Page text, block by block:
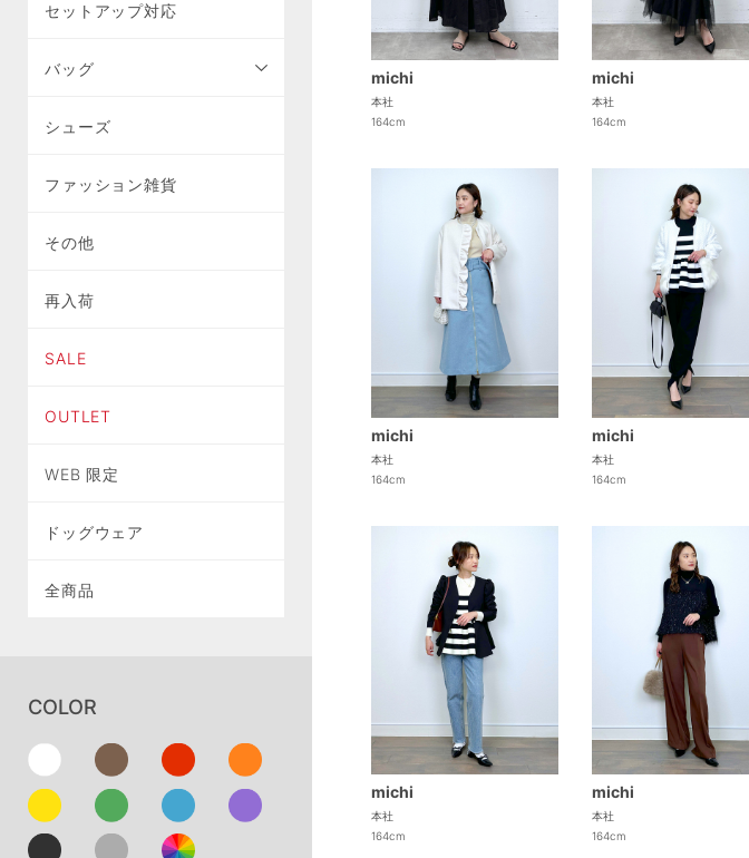
セットアップ対応
バッグ
シューズ
ファッション雑貨
その他
再入荷
SALE
OUTLET
WEB 限定
ドッグウェア
全商品
COLOR
michi
本社
164cm
michi
本社
164cm
michi
本社
164cm
michi
本社
164cm
michi
本社
164cm
michi
本社
164cm